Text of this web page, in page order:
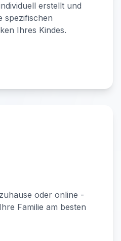
erstellt und
spezifischen
Ihres Kindes.
oder online -
Familie am besten